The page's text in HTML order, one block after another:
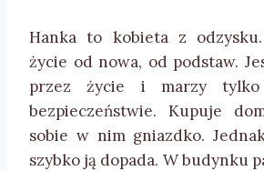
Hanka to kobieta z
życie od nowa, od podstaw.
przez życie i marzy
bezpieczeństwie. Kupuje
sobie w nim gniazdko.
szybko ją dopada. W budynku